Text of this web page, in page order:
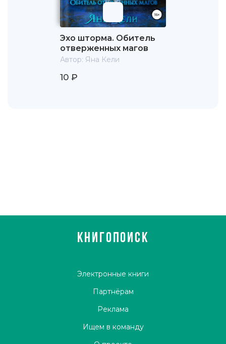
Эхо шторма. Обитель
отверженных магов
Автор: Яна Кели
10 ₽
КНИГОПОИСК
Электронные книги
Партнёрам
Реклама
Ищем в команду